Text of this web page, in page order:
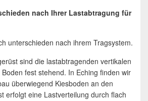
nach Ihrer Lastabtragung für
unterschieden nach ihrem Tragsystem.
sind die lastabtragenden vertikalen
fest stehend. In Eching finden wir
überwiegend Kiesboden an den
erfolgt eine Lastverteilung durch flach